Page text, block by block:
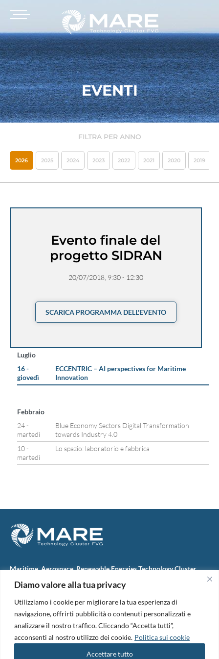
Diamo valore alla tua privacy
Utilizziamo i cookie per migliorare la tua esperienza di
navigazione, offrirti pubblicità o contenuti personalizzati e
analizzare il nostro traffico. Cliccando “Accetta tutti”,
acconsenti al nostro utilizzo dei cookie. Politica sui cookie
Accettare tutto
EVENTI
FILTRA PER ANNO
2026 2025 2024 2023 2022 2021 2020 2019
Evento finale del
progetto SIDRAN
20/07/2018, 9:30 - 12:30
SCARICA PROGRAMMA DELL'EVENTO
Luglio
16 -
giovedì
ECCENTRIC – AI perspectives for Maritime
Innovation
Febbraio
24 -
martedì
Blue Economy Sectors Digital Transformation
towards Industry 4.0
10 -
martedì
Lo spazio: laboratorio e fabbrica
Maritime, Aerospace, Renewable Energies Technology Cluster
M.A.R.E. TC FVG S.c.ar.l.
34074 Monfalcone (Italy)
tel. +39 0481 723440
Codice Fiscale e Partita Iva: 01138620313
PEC:marefvg@legalmail.it
Codice univoco per i pagamenti: M5UXCR1